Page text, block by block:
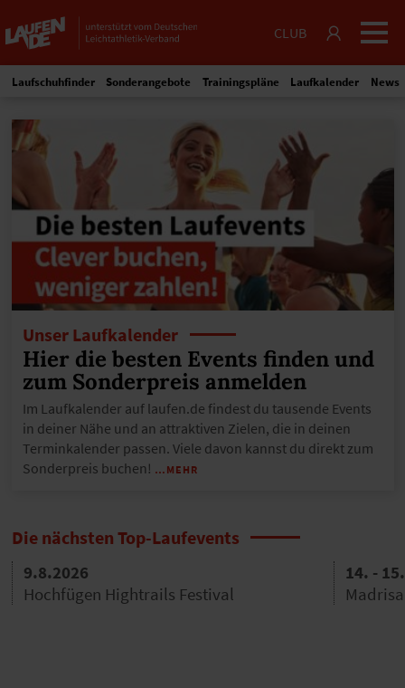
CLUB
Laufschuhfinder Sonderangebote Trainingspläne Laufkalender News
Unser Laufkalender
Hier die besten Events finden und
zum Sonderpreis anmelden
Im Laufkalender auf laufen.de findest du tausende Events
in deiner Nähe und an attraktiven Zielen, die in deinen
Terminkalender passen. Viele davon kannst du direkt zum
Sonderpreis buchen! …MEHR
Die nächsten Top-Laufevents
Hightrails Festival
14. -
Madrisa